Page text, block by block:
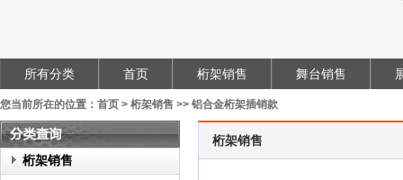
所有分类 首页 桁架销售 舞台销售
您当前所在的位置： 首页 > 桁架销售 >> 铝合金桁架插销款
桁架销售
桁架销售